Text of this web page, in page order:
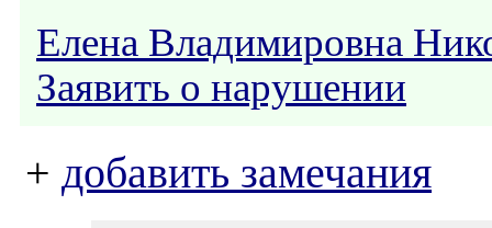
Елена Владимировна
Заявить о нарушении
+ добавить замечания